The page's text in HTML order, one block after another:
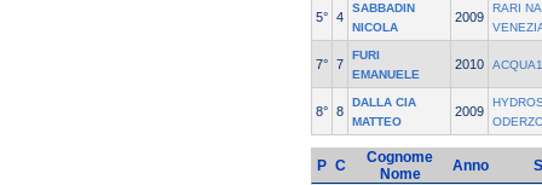
5° 4
SABBADIN
NICOLA
2009
RARI
7° 7
FURI
EMANUELE
2010
8° 8
DALLA CIA
MATTEO
2009
P C
Cognome
Nome
Anno